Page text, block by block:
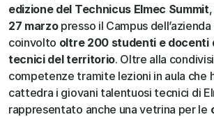
edizione del Technicus Elmec Summit
27 marzo presso il Campus
coinvolto oltre 200 studenti e docenti
tecnici del territorio. Oltre alla
competenze tramite lezioni in aula che
cattedra i giovani talentuosi tecnici di
rappresentato anche una vetrina per le